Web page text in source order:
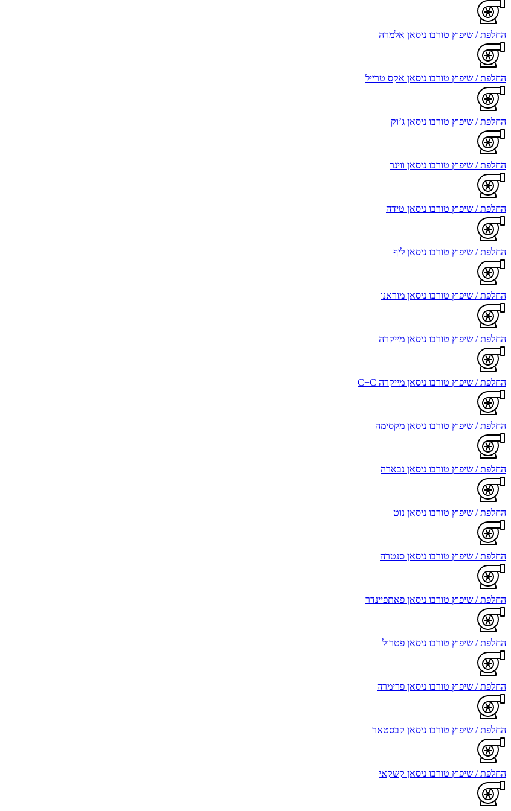
החלפת / שיפוץ טורבו ניסאן אלמרה
החלפת / שיפוץ טורבו ניסאן אקס טרייל
החלפת / שיפוץ טורבו ניסאן ג’וק
החלפת / שיפוץ טורבו ניסאן ווינר
החלפת / שיפוץ טורבו ניסאן טידה
החלפת / שיפוץ טורבו ניסאן ליף
החלפת / שיפוץ טורבו ניסאן מוראנו
החלפת / שיפוץ טורבו ניסאן מייקרה
החלפת / שיפוץ טורבו ניסאן מייקרה C+C
החלפת / שיפוץ טורבו ניסאן מקסימה
החלפת / שיפוץ טורבו ניסאן נבארה
החלפת / שיפוץ טורבו ניסאן נוט
החלפת / שיפוץ טורבו ניסאן סנטרה
החלפת / שיפוץ טורבו ניסאן פאתפיינדר
החלפת / שיפוץ טורבו ניסאן פטרול
החלפת / שיפוץ טורבו ניסאן פרימרה
החלפת / שיפוץ טורבו ניסאן קבסטאר
החלפת / שיפוץ טורבו ניסאן קשקאי